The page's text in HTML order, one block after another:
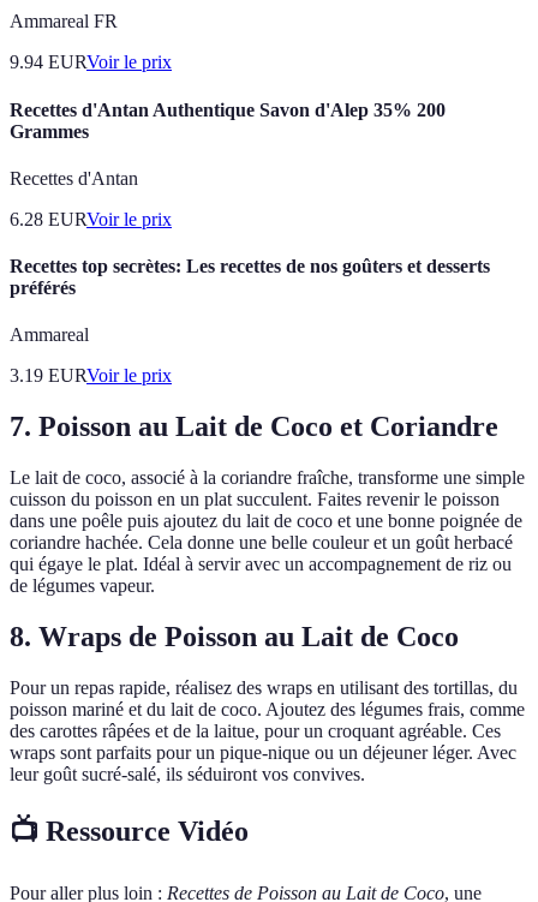
Ammareal FR
9.94 EURVoir le prix
Recettes d'Antan Authentique Savon d'Alep 35% 200
Grammes
Recettes d'Antan
6.28 EURVoir le prix
Recettes top secrètes: Les recettes de nos goûters et desserts
préférés
Ammareal
3.19 EURVoir le prix
7. Poisson au Lait de Coco et Coriandre
Le lait de coco, associé à la coriandre fraîche, transforme une simple
cuisson du poisson en un plat succulent. Faites revenir le poisson
dans une poêle puis ajoutez du lait de coco et une bonne poignée de
coriandre hachée. Cela donne une belle couleur et un goût herbacé
qui égaye le plat. Idéal à servir avec un accompagnement de riz ou
de légumes vapeur.
8. Wraps de Poisson au Lait de Coco
Pour un repas rapide, réalisez des wraps en utilisant des tortillas, du
poisson mariné et du lait de coco. Ajoutez des légumes frais, comme
des carottes râpées et de la laitue, pour un croquant agréable. Ces
wraps sont parfaits pour un pique-nique ou un déjeuner léger. Avec
leur goût sucré-salé, ils séduiront vos convives.
📺 Ressource Vidéo
Pour aller plus loin : Recettes de Poisson au Lait de Coco, une